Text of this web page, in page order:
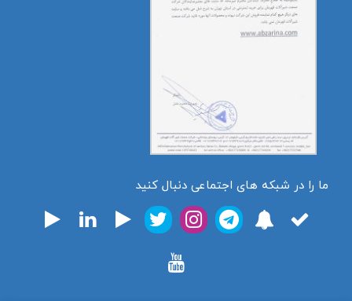
ما را در شبکه های اجتماعی دنبال کنید